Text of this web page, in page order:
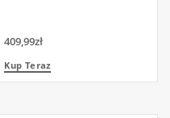
409,99zł
Kup Teraz